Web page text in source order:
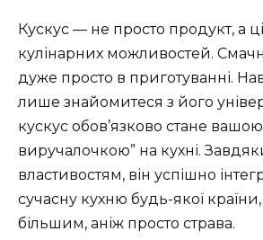
Кускус — не просто продукт, а
кулінарних можливостей.
дуже просто в приготуванні.
лише знайомитеся з його
кускус обов’язково стане
виручалочкою” на кухні.
властивостям, він успішно
сучасну кухню будь-якої
більшим, аніж просто страва.